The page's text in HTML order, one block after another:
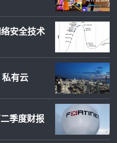
安全技术
有云
季度财报